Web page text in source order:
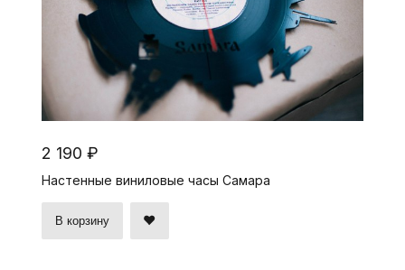
2 190 ₽
Настенные виниловые часы Самара
В корзину